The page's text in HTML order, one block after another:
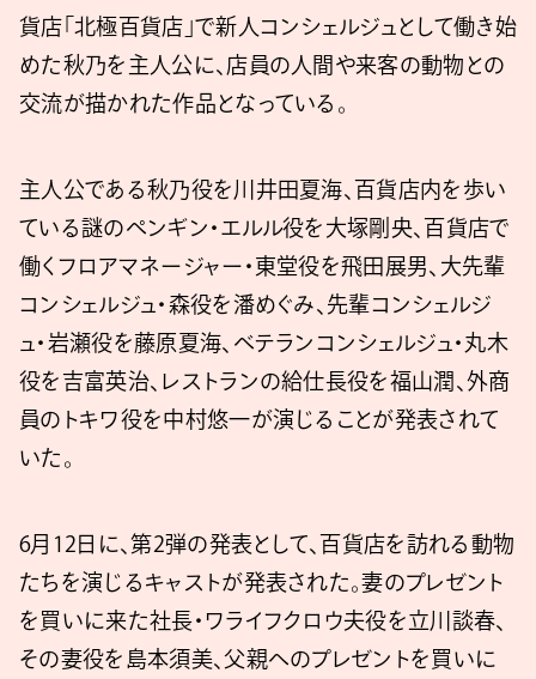
貨店「北極百貨店」で新人コンシェルジュとして働き始
めた秋乃を主人公に、店員の人間や来客の動物との
交流が描かれた作品となっている。
主人公である秋乃役を川井田夏海、百貨店内を歩い
ている謎のペンギン・エルル役を大塚剛央、百貨店で
働くフロアマネージャー・東堂役を飛田展男、大先輩
コンシェルジュ・森役を潘めぐみ、先輩コンシェルジ
ュ・岩瀬役を藤原夏海、ベテランコンシェルジュ・丸木
役を吉富英治、レストランの給仕長役を福山潤、外商
員のトキワ役を中村悠一が演じることが発表されて
いた。
6月12日に、第2弾の発表として、百貨店を訪れる動物
たちを演じるキャストが発表された。妻のプレゼント
を買いに来た社長・ワライフクロウ夫役を立川談春、
その妻役を島本須美、父親へのプレゼントを買いに